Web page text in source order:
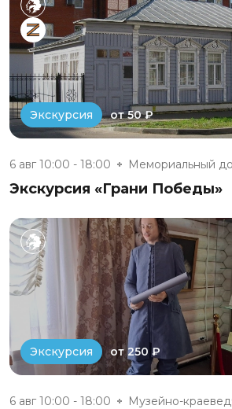
Экскурсия от 50 ₽
6 авг 10:00 - 18:00 Мемориальный
Экскурсия «Грани Победы»
Экскурсия от 250 ₽
6 авг 10:00 - 18:00